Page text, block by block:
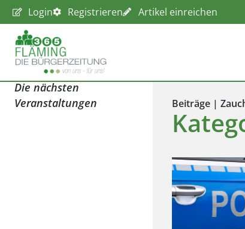
Login Registrieren Artikel einreichen
Die nächsten
Veranstaltungen
Beiträge |